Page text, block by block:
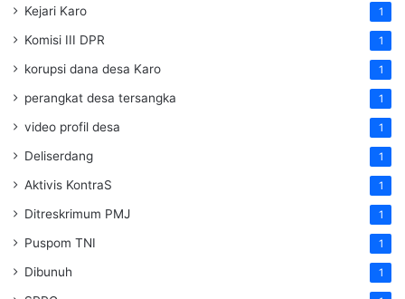
Kejari Karo 1
Komisi III DPR 1
korupsi dana desa Karo 1
perangkat desa tersangka 1
video profil desa 1
Deliserdang 1
Aktivis KontraS 1
Ditreskrimum PMJ 1
Puspom TNI 1
Dibunuh 1